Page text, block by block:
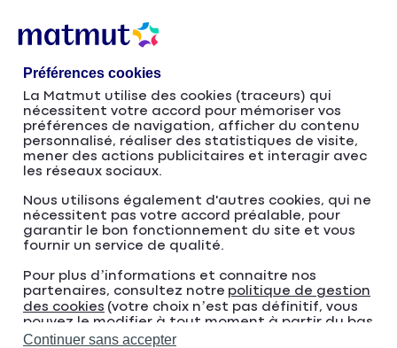
au
principal
navigation
Métiers de l'IT et la data
#pasjusteunmétier
Préférences cookies
La Matmut utilise des cookies (traceurs) qui
nécessitent votre accord pour mémoriser vos
préférences de navigation, afficher du contenu
personnalisé, réaliser des statistiques de visite,
mener des actions publicitaires et interagir avec
les réseaux sociaux.
Nous utilisons également d'autres cookies, qui ne
nécessitent pas votre accord préalable, pour
garantir le bon fonctionnement du site et vous
fournir un service de qualité.
Pour plus d’informations et connaitre nos
partenaires, consultez notre politique de gestion
des cookies (votre choix n’est pas définitif, vous
pouvez le modifier à tout moment à partir du bas
de page de notre site).
Continuer sans accepter